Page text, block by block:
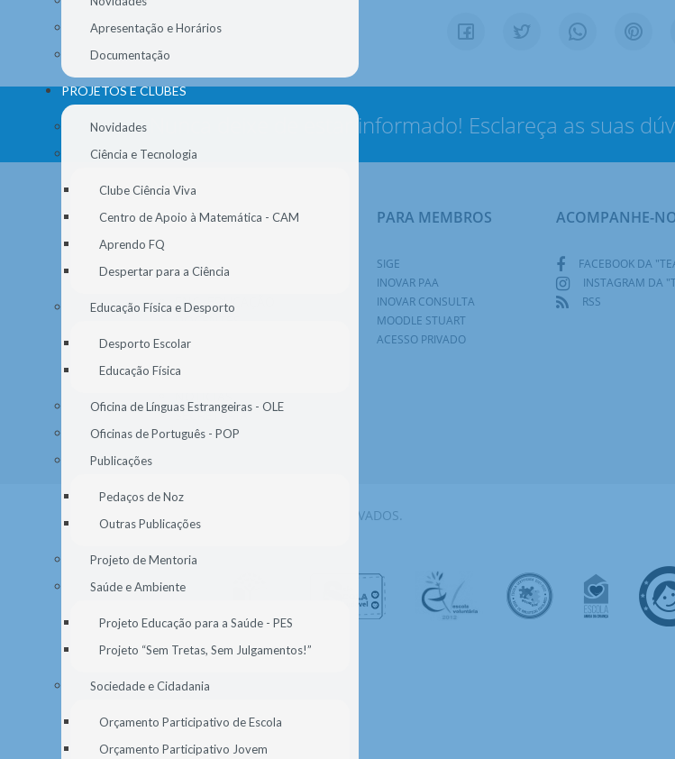
Apresentação e Horários
Documentação
PROJETOS E CLUBES
Novidades
Ciência e Tecnologia
Clube Ciência Viva
Centro de Apoio à Matemática - CAM
Aprendo FQ
Despertar para a Ciência
Educação Física e Desporto
Desporto Escolar
Educação Física
Oficina de Línguas Estrangeiras - OLE
Oficinas de Português - POP
Publicações
Pedaços de Noz
Outras Publicações
Projeto de Mentoria
Saúde e Ambiente
Projeto Educação para a Saúde - PES
Projeto “Sem Tretas, Sem Julgamentos!”
Sociedade e Cidadania
Orçamento Participativo de Escola
Orçamento Participativo Jovem
Nunca deixe de estar informado! Esclareça as suas
NAVEGAÇÃO
AGRUPAMENTO
ENC. EDUCAÇÃO
BIBLIOTECA
DOCUMENTOS
SECRETARIA
PARA MEMBROS
SIGE
INOVAR PAA
INOVAR CONSULTA
MOODLE STUART
ACESSO PRIVADO
ACOMPANHE-
FACEBOOK DA
INSTAGRAM DA
RSS
© 2026 AGEM. TODOS OS DIREITOS RESERVADOS.